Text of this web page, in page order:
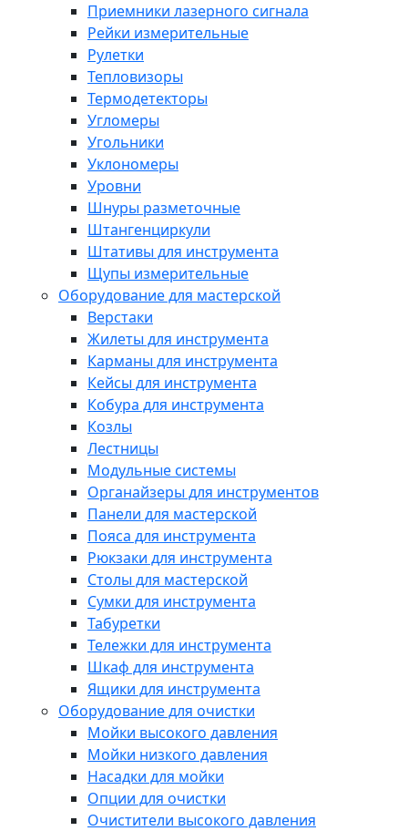
Приемники лазерного сигнала
Рейки измерительные
Рулетки
Тепловизоры
Термодетекторы
Угломеры
Угольники
Уклономеры
Уровни
Шнуры разметочные
Штангенциркули
Штативы для инструмента
Щупы измерительные
Оборудование для мастерской
Верстаки
Жилеты для инструмента
Карманы для инструмента
Кейсы для инструмента
Кобура для инструмента
Козлы
Лестницы
Модульные системы
Органайзеры для инструментов
Панели для мастерской
Пояса для инструмента
Рюкзаки для инструмента
Столы для мастерской
Сумки для инструмента
Табуретки
Тележки для инструмента
Шкаф для инструмента
Ящики для инструмента
Оборудование для очистки
Мойки высокого давления
Мойки низкого давления
Насадки для мойки
Опции для очистки
Очистители высокого давления